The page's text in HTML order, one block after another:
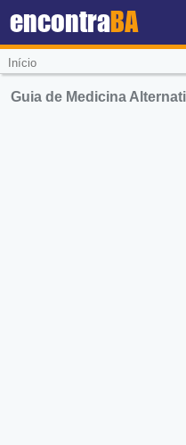
encontraBA
Início
Guia de Medicina